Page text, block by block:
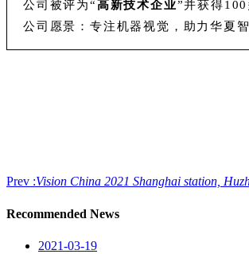
公司被评为“高新技术企业”并获得
公司愿景：专注机器视觉，助力华夏智
Prev :Vision China 2021 Shanghai station,
Recommended News
2021-03-19